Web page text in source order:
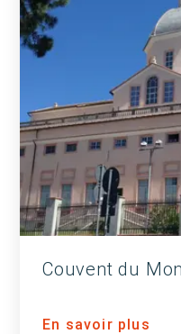
Couvent du
En savoir plus